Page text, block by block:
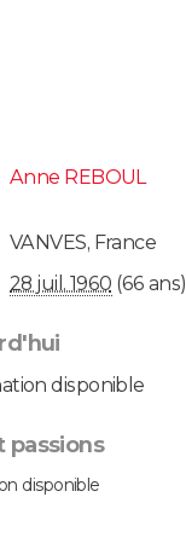
Anne REBOUL
VANVES, France
28 juil. 1960 (66 ans)
disponible
passions
disponible